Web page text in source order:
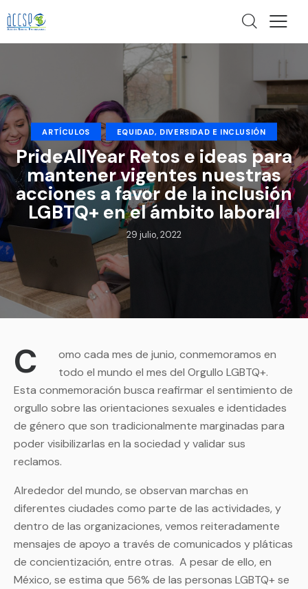
ARTÍCULOS EQUIDAD, DIVERSIDAD E INCLUSIÓN
PrideAllYear Retos e ideas para
mantener vigentes nuestras
acciones a favor de la inclusión
LGBTQ+ en el ámbito laboral
29 julio, 2022
C
omo cada mes de junio, conmemoramos en
todo el mundo el mes del Orgullo LGBTQ+.
Esta conmemoración busca reafirmar el sentimiento de
orgullo sobre las orientaciones sexuales e identidades
de género que son tradicionalmente marginadas para
poder visibilizarlas en la sociedad y validar sus
reclamos.
Alrededor del mundo, se observan marchas en
diferentes ciudades como parte de las actividades, y
dentro de las organizaciones, vemos reiteradamente
mensajes de apoyo a través de comunicados y pláticas
de concientización, entre otras. A pesar de ello, en
México, se estima que 56% de las personas LGBTQ+ se